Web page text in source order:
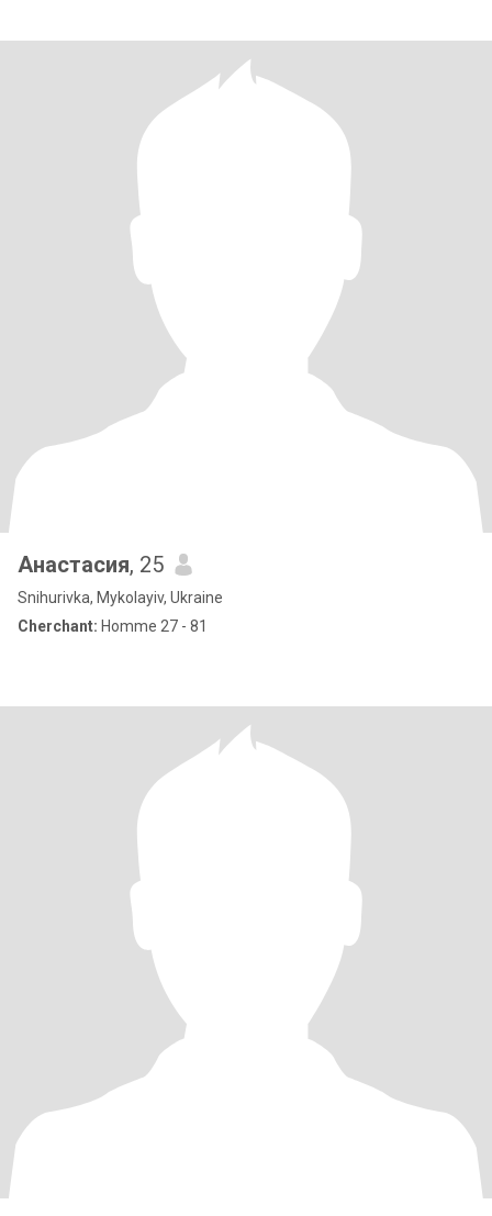
Анастасия, 25
Snihurivka, Mykolayiv, Ukraine
Cherchant: Homme 27 - 81